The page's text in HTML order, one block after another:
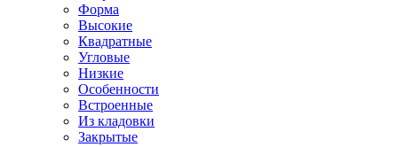
Форма
Высокие
Квадратные
Угловые
Низкие
Особенности
Встроенные
Из кладовки
Закрытые